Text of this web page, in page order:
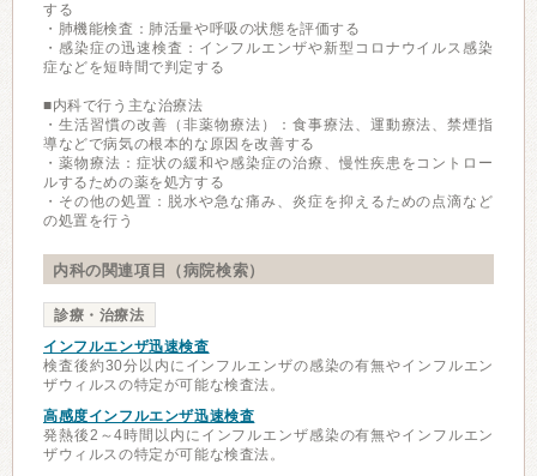
する
・肺機能検査：肺活量や呼吸の状態を評価する
・感染症の迅速検査：インフルエンザや新型コロナウイルス感染
症などを短時間で判定する
■内科で行う主な治療法
・生活習慣の改善（非薬物療法）：食事療法、運動療法、禁煙指
導などで病気の根本的な原因を改善する
・薬物療法：症状の緩和や感染症の治療、慢性疾患をコントロー
ルするための薬を処方する
・その他の処置：脱水や急な痛み、炎症を抑えるための点滴など
の処置を行う
内科の関連項目（病院検索）
診療・治療法
インフルエンザ迅速検査
検査後約30分以内にインフルエンザの感染の有無やインフルエン
ザウィルスの特定が可能な検査法。
高感度インフルエンザ迅速検査
発熱後2～4時間以内にインフルエンザ感染の有無やインフルエン
ザウィルスの特定が可能な検査法。